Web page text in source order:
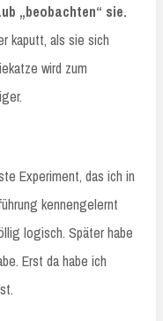
„beobachten“ sie.
kaputt, als sie sich
wird zum
Experiment, das ich in
kennengelernt
logisch. Später habe
Erst da habe ich